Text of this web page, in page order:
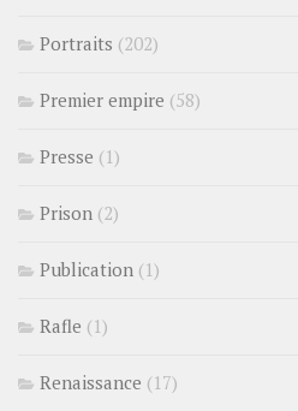
Portraits (202)
Premier empire (58)
Presse (1)
Prison (2)
Publication (1)
Rafle (1)
Renaissance (17)